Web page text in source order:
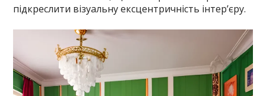
підкреслити візуальну ексцентричність інтер’єру.